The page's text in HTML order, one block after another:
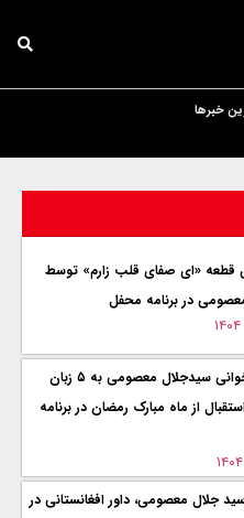
خبرها
قطعه «ای صفای قلب زارم» توسط
در برنامه محفل
فیلم | شعرخوانی سیدجلال معصومی به ۵ زبان
از ماه مبارک رمضان در برنامه
جلال معصومی، داور افغانستانی در